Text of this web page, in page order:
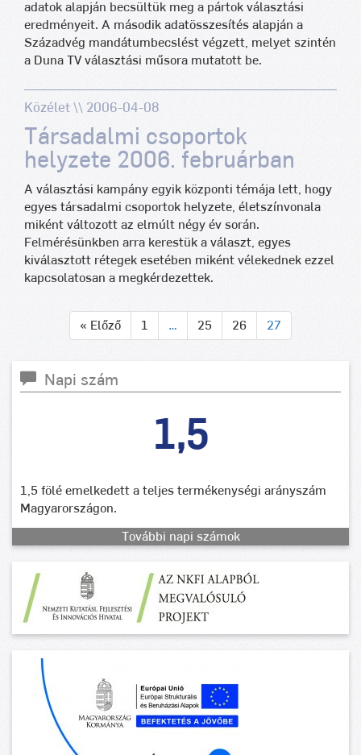
adatok alapján becsültük meg a pártok választási
eredményeit. A második adatösszesítés alapján a
Századvég mandátumbecslést végzett, melyet szintén
a Duna TV választási műsora mutatott be.
Közélet \\ 2006-04-08
Társadalmi csoportok
helyzete 2006. februárban
A választási kampány egyik központi témája lett, hogy
egyes társadalmi csoportok helyzete, életszínvonala
miként változott az elmúlt négy év során.
Felmérésünkben arra kerestük a választ, egyes
kiválasztott rétegek esetében miként vélekednek ezzel
kapcsolatosan a megkérdezettek.
« Előző 1 … 25 26 27
Napi szám
1,5
1,5 fölé emelkedett a teljes termékenységi arányszám
Magyarországon.
További napi számok